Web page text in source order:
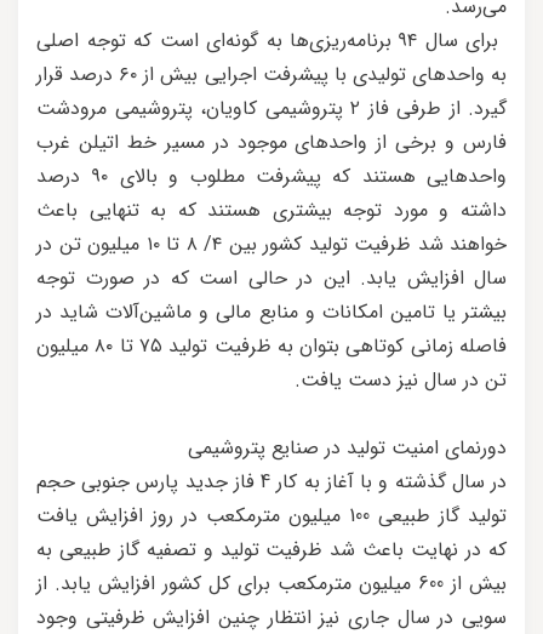
می‌رسد.
برای سال ۹۴ برنامه‌ریزی‌ها به گونه‌ای است که توجه اصلی
به واحدهای تولیدی با پیشرفت اجرایی بیش از ۶۰ درصد قرار
گیرد. از طرفی فاز ۲ پتروشیمی کاویان، پتروشیمی مرودشت
فارس و برخی از واحدهای موجود در مسیر خط اتیلن غرب
واحدهایی هستند که پیشرفت مطلوب و بالای ۹۰ درصد
داشته و مورد توجه بیشتری هستند که به تنهایی باعث
خواهند شد ظرفیت تولید کشور بین ۴/ ۸ تا ۱۰ میلیون تن در
سال افزایش یابد. این در حالی است که در صورت توجه
بیشتر یا تامین امکانات و منابع مالی و ماشین‌آلات شاید در
فاصله زمانی کوتاهی بتوان به ظرفیت تولید ۷۵ تا ۸۰ میلیون
تن در سال نیز دست یافت.
دورنمای امنیت تولید در صنایع پتروشیمی
در سال گذشته و با آغاز به کار 4 فاز جدید پارس جنوبی حجم
تولید گاز طبیعی 100 میلیون مترمکعب در روز افزایش یافت
که در نهایت باعث شد ظرفیت تولید و تصفیه گاز طبیعی به
بیش از 600 میلیون مترمکعب برای کل کشور افزایش یابد. از
سویی در سال جاری نیز انتظار چنین افزایش ظرفیتی وجود